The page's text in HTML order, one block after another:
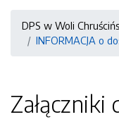
DPS w Woli
INFORMACJA o